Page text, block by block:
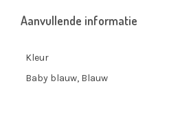
Aanvullende informatie
Kleur
Baby blauw, Blauw